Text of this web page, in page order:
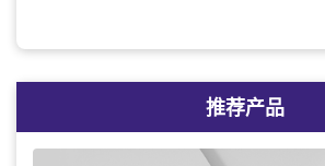
推荐产品